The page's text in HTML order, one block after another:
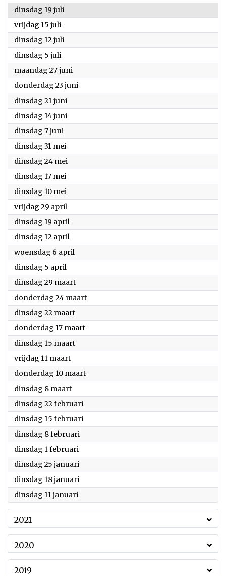
dinsdag 19 juli
vrijdag 15 juli
dinsdag 12 juli
dinsdag 5 juli
maandag 27 juni
donderdag 23 juni
dinsdag 21 juni
dinsdag 14 juni
dinsdag 7 juni
dinsdag 31 mei
dinsdag 24 mei
dinsdag 17 mei
dinsdag 10 mei
vrijdag 29 april
dinsdag 19 april
dinsdag 12 april
woensdag 6 april
dinsdag 5 april
dinsdag 29 maart2022
donderdag 24 maart2022
dinsdag 22 maart2022
donderdag 17 maart2022
dinsdag 15 maart2022
vrijdag 11 maart2022
donderdag 10 maart2022
dinsdag 8 maart2022
dinsdag 22 februari
dinsdag 15 februari
dinsdag 8 februari
dinsdag 1 februari
dinsdag 25 januari
dinsdag 18 januari
dinsdag 11 januari
2021
2020
2019